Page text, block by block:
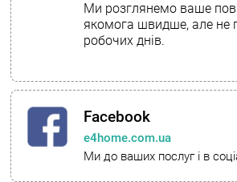
Ми розглянемо ваше
якомога швидше, але не
робочих днів.
Facebook
e4home.com.ua
Ми до ваших послуг і в